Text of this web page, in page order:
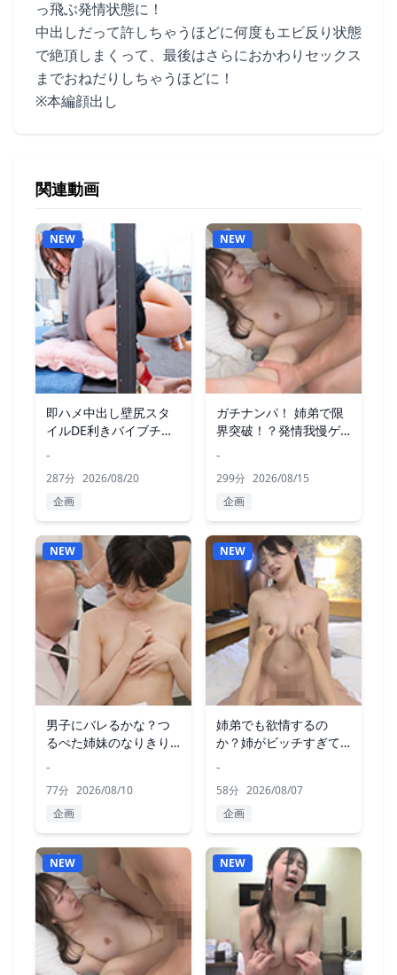
っ飛ぶ発情状態に！
中出しだって許しちゃうほどに何度もエビ反り状態
で絶頂しまくって、最後はさらにおかわりセックス
までおねだりしちゃうほどに！
※本編顔出し
関連動画
NEW
即ハメ中出し壁尻スタ
イルDE利きバイブチャ
-
287分 2026/08/20
企画
NEW
ガチナンパ！ 姉弟で限
界突破！？発情我慢ゲ
-
299分 2026/08/15
企画
NEW
男子にバレるかな？つ
るぺた姉妹のなりきり
-
77分 2026/08/10
企画
NEW
姉弟でも欲情するの
か？姉がビッチすぎて
-
58分 2026/08/07
企画
NEW NEW